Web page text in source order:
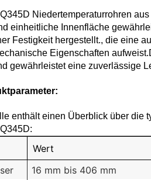
Niedertemperaturrohren
einheitliche Innenfläche
Festigkeit hergestellt., die eine
Eigenschaften
gewährleistet eine zuverlässige
enthält einen Überblick über die
Wert
16 mm bis 406 mm